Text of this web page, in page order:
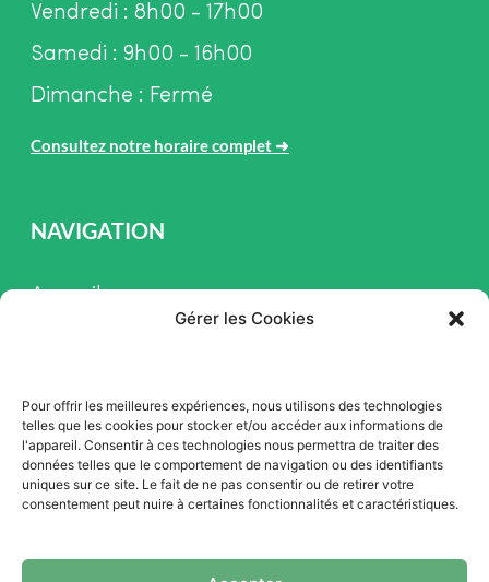
Gérer les Cookies
Pour offrir les meilleures expériences, nous utilisons des technologies
telles que les cookies pour stocker et/ou accéder aux informations de
l'appareil. Consentir à ces technologies nous permettra de traiter des
données telles que le comportement de navigation ou des identifiants
uniques sur ce site. Le fait de ne pas consentir ou de retirer votre
consentement peut nuire à certaines fonctionnalités et caractéristiques.
Vendredi : 8h00 - 17h00
Samedi : 9h00 - 16h00
Dimanche : Fermé
Consultez notre horaire complet ➜
NAVIGATION
Accueil
Promotion
Blogue
Nous contacter